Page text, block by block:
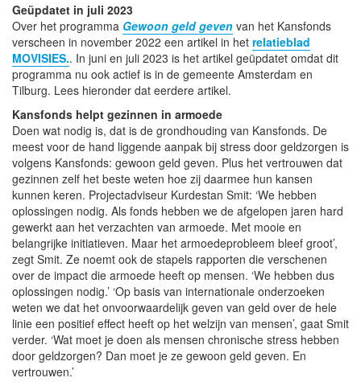
Geüpdatet in juli 2023
Over het programma Gewoon geld geven van het Kansfonds
verscheen in november 2022 een artikel in het relatieblad
MOVISIES.. In juni en juli 2023 is het artikel geüpdatet omdat dit
programma nu ook actief is in de gemeente Amsterdam en
Tilburg. Lees hieronder dat eerdere artikel.
Kansfonds helpt gezinnen in armoede
Doen wat nodig is, dat is de grondhouding van Kansfonds. De
meest voor de hand liggende aanpak bij stress door geldzorgen is
volgens Kansfonds: gewoon geld geven. Plus het vertrouwen dat
gezinnen zelf het beste weten hoe zij daarmee hun kansen
kunnen keren. Projectadviseur Kurdestan Smit: ‘We hebben
oplossingen nodig. Als fonds hebben we de afgelopen jaren hard
gewerkt aan het verzachten van armoede. Met mooie en
belangrijke initiatieven. Maar het armoedeprobleem bleef groot’,
zegt Smit. Ze noemt ook de stapels rapporten die verschenen
over de impact die armoede heeft op mensen. ‘We hebben dus
oplossingen nodig.’ ‘Op basis van internationale onderzoeken
weten we dat het onvoorwaardelijk geven van geld over de hele
linie een positief effect heeft op het welzijn van mensen’, gaat Smit
verder. ‘Wat moet je doen als mensen chronische stress hebben
door geldzorgen? Dan moet je ze gewoon geld geven. En
vertrouwen.’